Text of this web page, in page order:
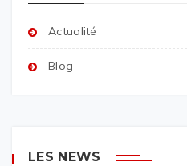
Actualité
Blog
LES NEWS